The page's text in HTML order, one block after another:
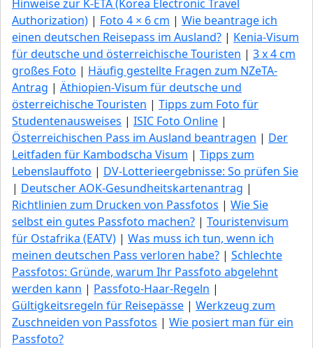
Hinweise zur K-ETA (Korea Electronic Travel
Authorization) | Foto 4 × 6 cm | Wie beantrage ich
einen deutschen Reisepass im Ausland? | Kenia-Visum
für deutsche und österreichische Touristen | 3 x 4 cm
großes Foto | Häufig gestellte Fragen zum NZeTA-
Antrag | Äthiopien-Visum für deutsche und
österreichische Touristen | Tipps zum Foto für
Studentenausweises | ISIC Foto Online |
Österreichischen Pass im Ausland beantragen | Der
Leitfaden für Kambodscha Visum | Tipps zum
Lebenslauffoto | DV-Lotterieergebnisse: So prüfen Sie
| Deutscher AOK-Gesundheitskartenantrag |
Richtlinien zum Drucken von Passfotos | Wie Sie
selbst ein gutes Passfoto machen? | Touristenvisum
für Ostafrika (EATV) | Was muss ich tun, wenn ich
meinen deutschen Pass verloren habe? | Schlechte
Passfotos: Gründe, warum Ihr Passfoto abgelehnt
werden kann | Passfoto-Haar-Regeln |
Gültigkeitsregeln für Reisepässe | Werkzeug zum
Zuschneiden von Passfotos | Wie posiert man für ein
Passfoto?